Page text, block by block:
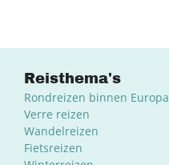
Reisthema's
Rondreizen binnen Europa
Verre reizen
Wandelreizen
Fietsreizen